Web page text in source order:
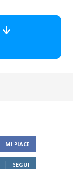
MI PIACE
SEGUI